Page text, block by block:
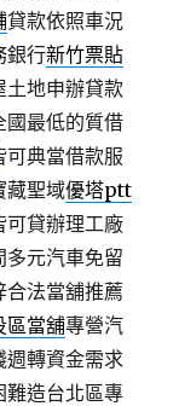
貸款依照車況
銀行新竹票貼
土地申辦貸款
國最低的質借
可典當借款服
藏聖域優塔ptt
可貸辦理工廠
多元汽車免留
合法當舖推薦
區當舖專營汽
週轉資金需求
難造台北區專